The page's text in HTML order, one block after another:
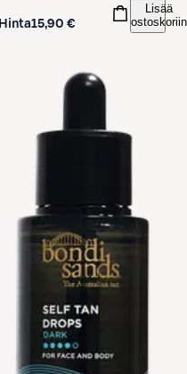
Hinta15,90 €
Lisää
ostoskoriin